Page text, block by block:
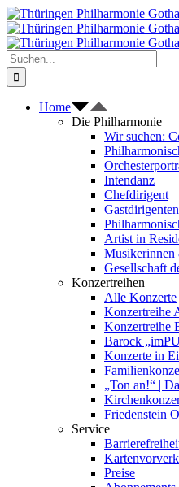
Zum
Inhalt
springen
Suche
nach:
Home
Die Philharmonie
Wir suchen:
Intendanz
Chefdirigent
Gastdirigenten
Artist in
Gesellschaft
Konzertreihen
Alle Konzerte
Konzertreihe
Konzertreihe
Barock
Konzerte in
„Ton an!“ |
Friedenstein
Service
Preise